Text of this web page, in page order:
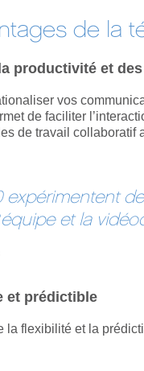
de la
productivité et
vos
de faciliter
de travail collaboratif
expérimentent
et la
et prédictible
la flexibilité et la